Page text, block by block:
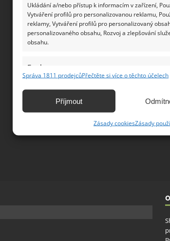
Ukládání a/nebo přístup k informacím v zařízení,
Vytváření profilů pro personalizovanou reklamu,
reklamy, Vytváření profilů pro personalizovaný
personalizovaného obsahu, Rozvoj a zlepšování
obsahu.
Funkce
Identifikace zařízení na základě automaticky
základě aktivně vyžádaných informací.
Správa 1811 prodejcůPřečtěte si více o těchto účelech
Příjmout
Zásady cookiesZásady